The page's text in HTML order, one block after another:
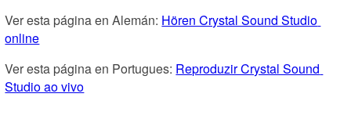
Ver esta página en Alemán: Hören Crystal Sound Studio
online
Ver esta página en Portugues: Reproduzir Crystal Sound
Studio ao vivo